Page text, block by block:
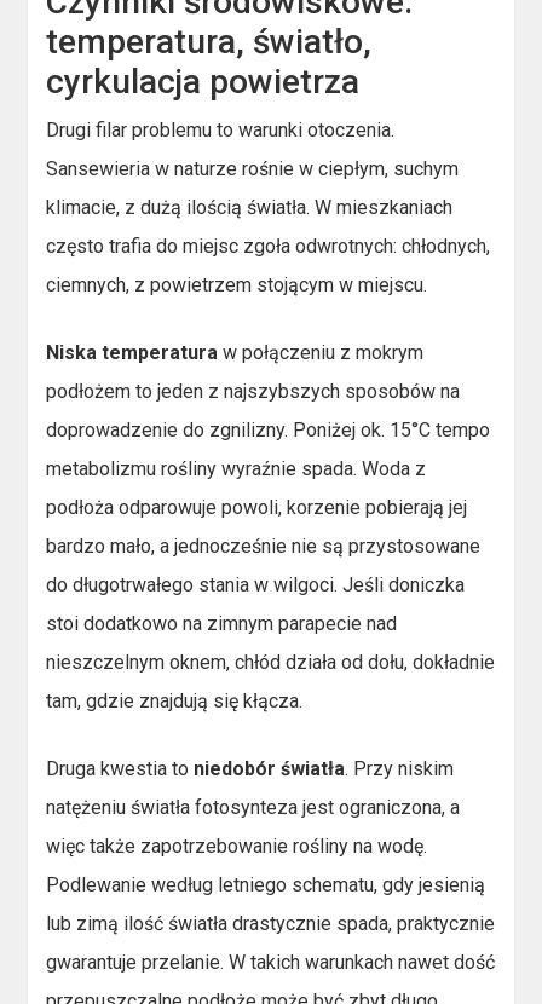
temperatura, światło,
cyrkulacja powietrza
Drugi filar problemu to warunki otoczenia.
Sansewieria w naturze rośnie w ciepłym, suchym
klimacie, z dużą ilością światła. W mieszkaniach
często trafia do miejsc zgoła odwrotnych: chłodnych,
ciemnych, z powietrzem stojącym w miejscu.
Niska temperatura w połączeniu z mokrym
podłożem to jeden z najszybszych sposobów na
doprowadzenie do zgnilizny. Poniżej ok. 15°C tempo
metabolizmu rośliny wyraźnie spada. Woda z
podłoża odparowuje powoli, korzenie pobierają jej
bardzo mało, a jednocześnie nie są przystosowane
do długotrwałego stania w wilgoci. Jeśli doniczka
stoi dodatkowo na zimnym parapecie nad
nieszczelnym oknem, chłód działa od dołu, dokładnie
tam, gdzie znajdują się kłącza.
Druga kwestia to niedobór światła. Przy niskim
natężeniu światła fotosynteza jest ograniczona, a
więc także zapotrzebowanie rośliny na wodę.
Podlewanie według letniego schematu, gdy jesienią
lub zimą ilość światła drastycznie spada, praktycznie
gwarantuje przelanie. W takich warunkach nawet dość